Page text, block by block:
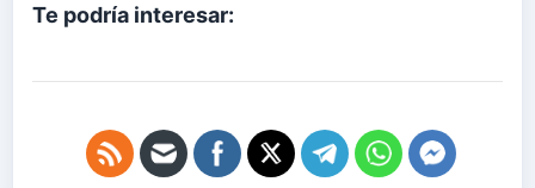
Te podría interesar: